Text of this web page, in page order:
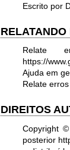
Escrito por
Relate
https://
Ajuda em
Relate
DIREITOS
Copyright
posterior